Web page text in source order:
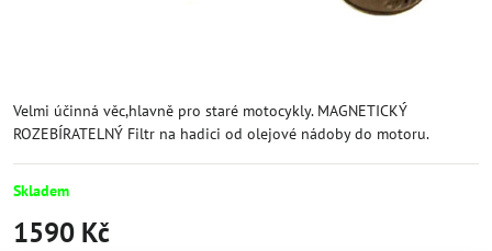
Velmi účinná věc,hlavně pro staré motocykly. MAGNETICKÝ
ROZEBÍRATELNÝ Filtr na hadici od olejové nádoby do motoru.
Skladem
1590 Kč